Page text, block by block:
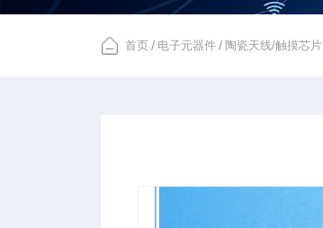
首页 / 电子元器件 / 陶瓷天线/触摸芯片